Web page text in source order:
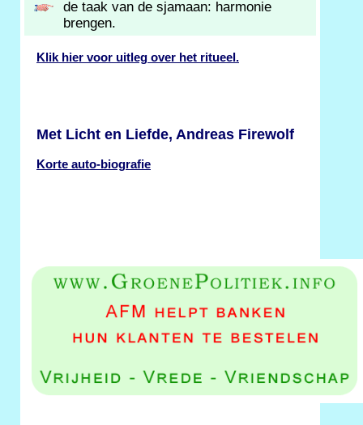
de taak van de sjamaan: harmonie
brengen.
Klik hier voor uitleg over het ritueel.
Met Licht en Liefde, Andreas Firewolf
Korte auto-biografie